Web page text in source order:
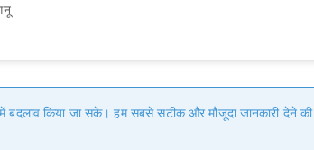
किया जा सके। हम सबसे सटीक और मौजूदा जानकारी देने की